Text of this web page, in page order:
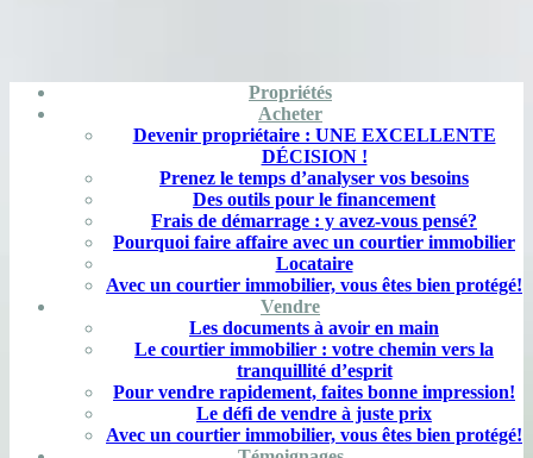
Propriétés
Acheter
Devenir propriétaire : UNE EXCELLENTE
DÉCISION !
Prenez le temps d’analyser vos besoins
Des outils pour le financement
Frais de démarrage : y avez-vous pensé?
Pourquoi faire affaire avec un courtier immobilier
Locataire
Avec un courtier immobilier, vous êtes bien protégé!
Vendre
Les documents à avoir en main
Le courtier immobilier : votre chemin vers la
tranquillité d’esprit
Pour vendre rapidement, faites bonne impression!
Le défi de vendre à juste prix
Avec un courtier immobilier, vous êtes bien protégé!